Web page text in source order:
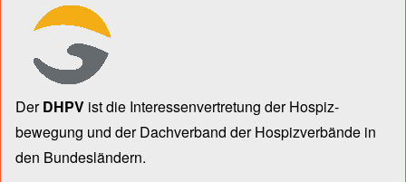
DerDHPV ist die Inter­essen­ver­tre­tung der Hospiz­
bewegung und der Dach­verband der Hospiz­verbände in
den Bun­des­län­dern.